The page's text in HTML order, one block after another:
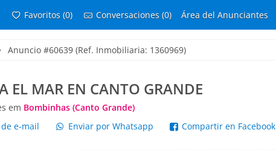
Favoritos (0) Conversaciones (0) Área del Anunciantes
Anuncio #60639 (Ref. Inmobiliaria: 1360969)
EL MAR EN CANTO GRANDE
em Bombinhas (Canto Grande)
e-mail Enviar por Whatsapp Compartir en Facebook